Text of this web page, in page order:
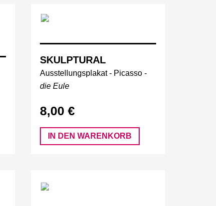
SKULPTURAL
Ausstellungsplakat - Picasso -
die Eule
8,00 €
IN DEN WARENKORB